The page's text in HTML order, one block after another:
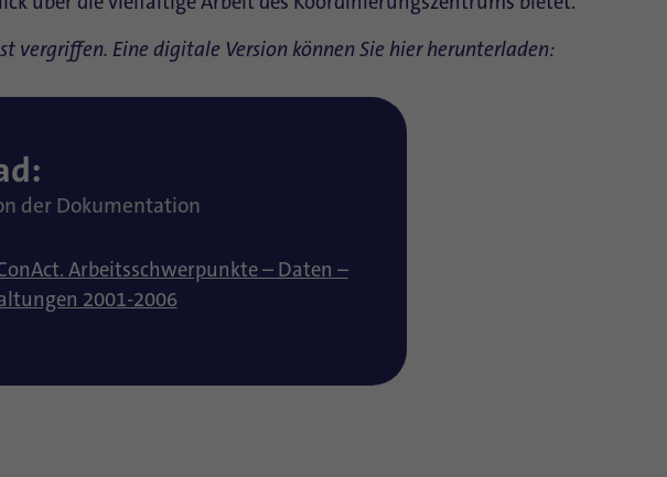
vergriffen. Eine digitale Version können Sie hier herunterladen:
der Dokumentation
Arbeitsschwerpunkte – Daten –
2001-2006